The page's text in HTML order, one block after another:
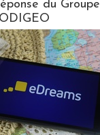
du Groupe